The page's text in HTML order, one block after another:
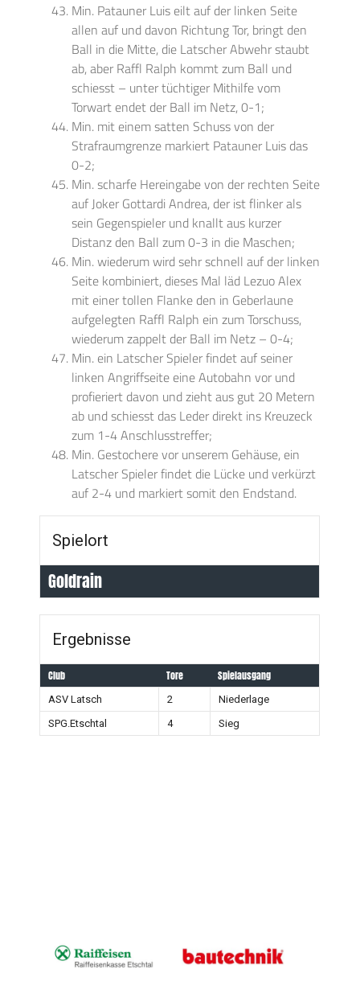
Min. Patauner Luis eilt auf der linken Seite
allen auf und davon Richtung Tor, bringt den
Ball in die Mitte, die Latscher Abwehr staubt
ab, aber Raffl Ralph kommt zum Ball und
schiesst – unter tüchtiger Mithilfe vom
Torwart endet der Ball im Netz, 0-1;
Min. mit einem satten Schuss von der
Strafraumgrenze markiert Patauner Luis das
0-2;
Min. scharfe Hereingabe von der rechten Seite
auf Joker Gottardi Andrea, der ist flinker als
sein Gegenspieler und knallt aus kurzer
Distanz den Ball zum 0-3 in die Maschen;
Min. wiederum wird sehr schnell auf der linken
Seite kombiniert, dieses Mal läd Lezuo Alex
mit einer tollen Flanke den in Geberlaune
aufgelegten Raffl Ralph ein zum Torschuss,
wiederum zappelt der Ball im Netz – 0-4;
Min. ein Latscher Spieler findet auf seiner
linken Angriffseite eine Autobahn vor und
profieriert davon und zieht aus gut 20 Metern
ab und schiesst das Leder direkt ins Kreuzeck
zum 1-4 Anschlusstreffer;
Min. Gestochere vor unserem Gehäuse, ein
Latscher Spieler findet die Lücke und verkürzt
auf 2-4 und markiert somit den Endstand.
Spielort
Goldrain
Ergebnisse
Club Tore Spielausgang
ASV Latsch 2
Niederlage
SPG.Etschtal
4 Sieg